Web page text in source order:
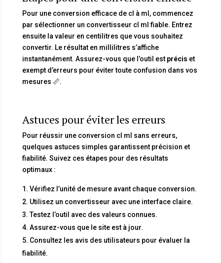
Pour une conversion efficace de cl à ml, commencez
par sélectionner un convertisseur cl ml fiable. Entrez
ensuite la valeur en centilitres que vous souhaitez
convertir. Le résultat en millilitres s’affiche
instantanément. Assurez-vous que l’outil est précis et
exempt d’erreurs pour éviter toute confusion dans vos
mesures 📏.
Astuces pour éviter les erreurs
Pour réussir une conversion cl ml sans erreurs,
quelques astuces simples garantissent précision et
fiabilité. Suivez ces étapes pour des résultats
optimaux :
Vérifiez l’unité de mesure avant chaque conversion.
Utilisez un convertisseur avec une interface claire.
Testez l’outil avec des valeurs connues.
Assurez-vous que le site est à jour.
Consultez les avis des utilisateurs pour évaluer la
fiabilité.